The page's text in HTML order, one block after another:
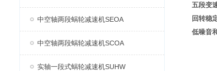
中空轴两段蜗轮减速机SEOA
中空轴两段蜗轮减速机SCOA
实轴一段式蜗轮减速机SUHW
五段变
回转稳
低噪音